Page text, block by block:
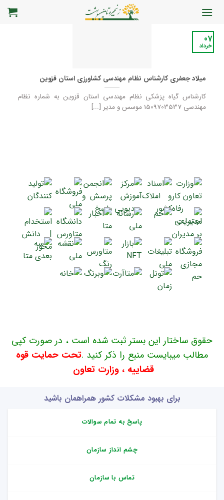
پرش
محتوا
میلاد جعفری کارشناس نظام مهندسی کشاورزی استان قزوین
کارشناس گیاه پزشکی نظام مهندسی استان قزوین به شماره نظام
مهندسی 1509703537 موسس و مدیر [...]
07
خرداد
حقوق ساختار این بستر ثبت شده است ، در صورت کپی
مطالب میبایست منبع را ذکر کنید .تحت حمایت قوه
قضاییه ، وزارت تعاون
برای بهبود مشکلات کشور همراهمان باشید
پاسخ به تمام سوالات
چشم انداز سازمان
تماس با سازمان